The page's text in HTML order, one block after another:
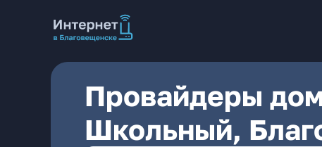
Провайдеры
Школьный,